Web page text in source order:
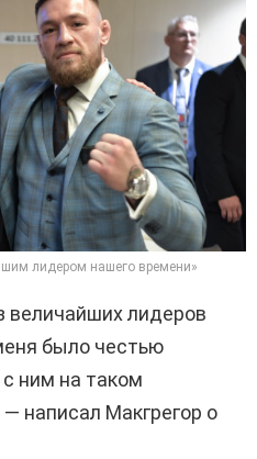
лидером нашего времени»
величайших лидеров
было честью
ним на таком
написал Макгрегор о